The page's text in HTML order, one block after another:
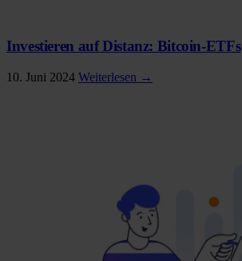
Investieren auf Distanz: Bitcoin-ETFs
10. Juni 2024 Weiterlesen →